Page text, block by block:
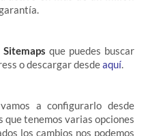
que puedes buscar
o descargar desdeaquí.
a configurarlo desde
que tenemos varias opciones
los cambios nos podemos